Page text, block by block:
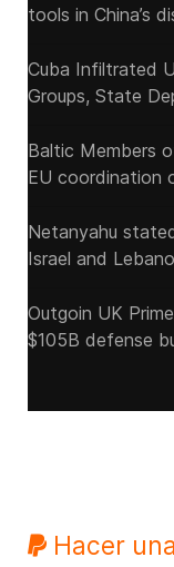
tools in China’s
Cuba Infiltrated
Groups, State
Baltic Members
EU coordination
Netanyahu
Israel and
Outgoin UK
$105B defense
Hacer